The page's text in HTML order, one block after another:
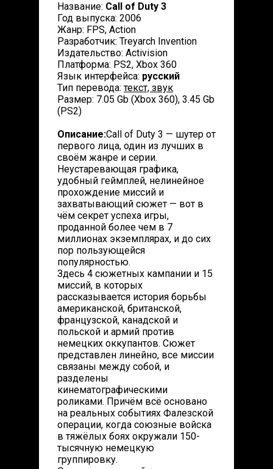
Название: Call of Duty 3
Год выпуска: 2006
Жанр: FPS, Action
Разработчик: Treyarch Invention
Издательство: Activision
Платформа: PS2, Xbox 360
Язык интерфейса: русский
Тип перевода:текст, звук
Размер: 7.05 Gb (Xbox 360), 3.45 Gb
(PS2)
Описание:Call of Duty 3 — шутер от
первого лица, один из лучших в
своём жанре и серии.
Неустаревающая графика,
удобный геймплей, нелинейное
прохождение миссий и
захватывающий сюжет — вот в
чём секрет успеха игры,
проданной более чем в 7
миллионах экземплярах, и до сих
пор пользующейся
популярностью.
Здесь 4 сюжетных кампании и 15
миссий, в которых
рассказывается история борьбы
американской, британской,
французской, канадской и
польской и армий против
немецких оккупантов. Сюжет
представлен линейно, все миссии
связаны между собой, и
разделены
кинематографическими
роликами. Причём всё основано
на реальных событиях Фалезской
операции, когда союзные войска
в тяжёлых боях окружали 150-
тысячную немецкую
группировку.